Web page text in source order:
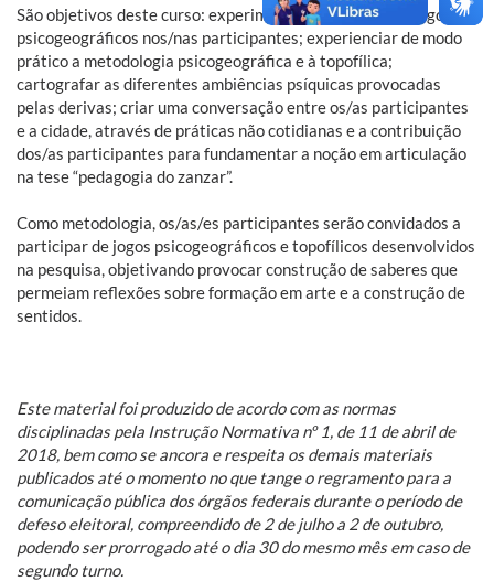
São objetivos deste curso: experimentar o impacto dos jogos
psicogeográficos nos/nas participantes; experienciar de modo
prático a metodologia psicogeográfica e à topofílica;
cartografar as diferentes ambiências psíquicas provocadas
pelas derivas; criar uma conversação entre os/as participantes
e a cidade, através de práticas não cotidianas e a contribuição
dos/as participantes para fundamentar a noção em articulação
na tese “pedagogia do zanzar”.
Como metodologia, os/as/es participantes serão convidados a
participar de jogos psicogeográficos e topofílicos desenvolvidos
na pesquisa, objetivando provocar construção de saberes que
permeiam reflexões sobre formação em arte e a construção de
sentidos.
Este material foi produzido de acordo com as normas
disciplinadas pela Instrução Normativa nº 1, de 11 de abril de
2018, bem como se ancora e respeita os demais materiais
publicados até o momento no que tange o regramento para a
comunicação pública dos órgãos federais durante o período de
defeso eleitoral, compreendido de 2 de julho a 2 de outubro,
podendo ser prorrogado até o dia 30 do mesmo mês em caso de
segundo turno.